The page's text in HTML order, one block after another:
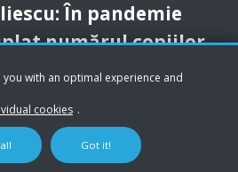
În pandemie
numărul copiilor
de performanță /
cum se face acum
pentru acești
și pentru
with an optimal experience and
cookies .
Got it!